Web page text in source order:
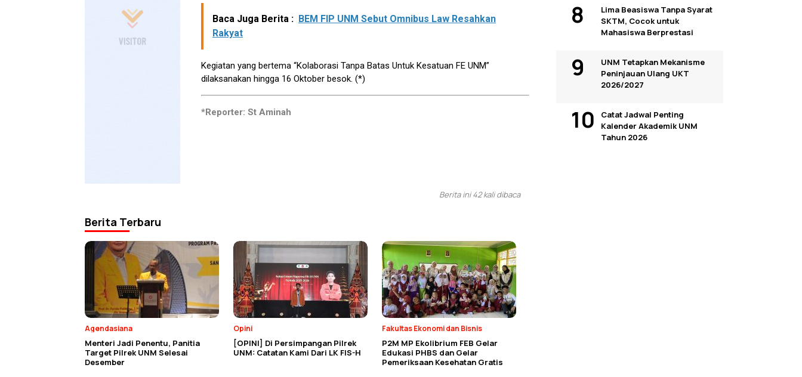
Baca Juga Berita : BEM FIP UNM Sebut Omnibus Law Resahkan
Rakyat
Kegiatan yang bertema “Kolaborasi Tanpa Batas Untuk Kesatuan FE UNM”
dilaksanakan hingga 16 Oktober besok. (*)
*Reporter: St Aminah
Berita ini 42 kali dibaca
Berita Terbaru
Agendasiana
Menteri Jadi Penentu, Panitia
Target Pilrek UNM Selesai
Desember
Opini
[OPINI] Di Persimpangan Pilrek
UNM: Catatan Kami Dari LK FIS-H
Fakultas Ekonomi dan Bisnis
P2M MP Ekolibrium FEB Gelar
Edukasi PHBS dan Gelar
Pemeriksaan Kesehatan Gratis
Lima Beasiswa Tanpa Syarat
SKTM, Cocok untuk
Mahasiswa Berprestasi
UNM Tetapkan Mekanisme
Peninjauan Ulang UKT
2026/2027
Catat Jadwal Penting
Kalender Akademik UNM
Tahun 2026